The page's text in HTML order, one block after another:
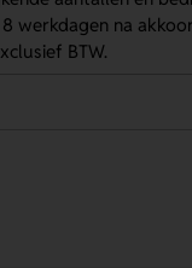
werkdagen na
BTW.